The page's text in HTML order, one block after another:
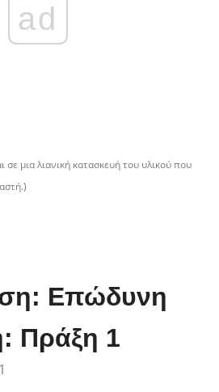
ad
σε μια λιανική κατασκευή του υλικού που
Επώδυνη
Πράξη 1